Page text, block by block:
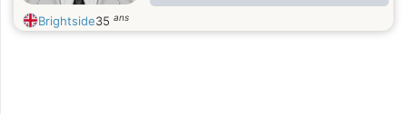
where not to go.
Brightside35 ans